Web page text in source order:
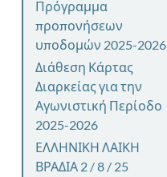
Πρόγραμμα
προπονήσεων
υποδομών 2025-2026
Διάθεση Κάρτας
Διαρκείας για την
Αγωνιστική Περίοδο
2025-2026
ΕΛΛΗΝΙΚΗ ΛΑΙΚΗ
ΒΡΑΔΙΑ 2 / 8 / 25